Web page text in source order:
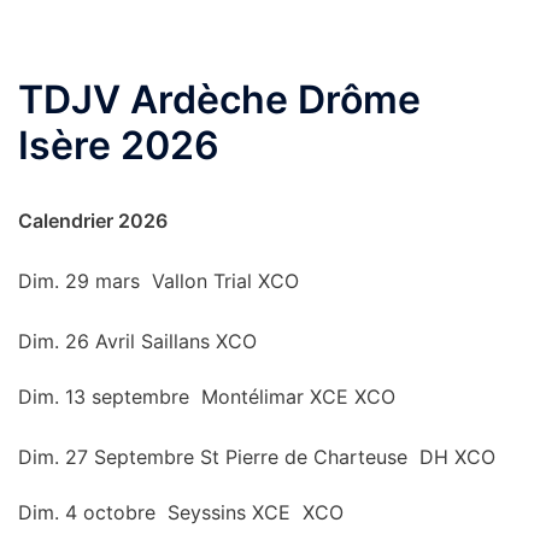
TDJV Ardèche Drôme
Isère 2026
Calendrier 2026
Dim. 29 mars Vallon Trial XCO
Dim. 26 Avril Saillans XCO
Dim. 13 septembre Montélimar XCE XCO
Dim. 27 Septembre St Pierre de Charteuse DH XCO
Dim. 4 octobre Seyssins XCE XCO